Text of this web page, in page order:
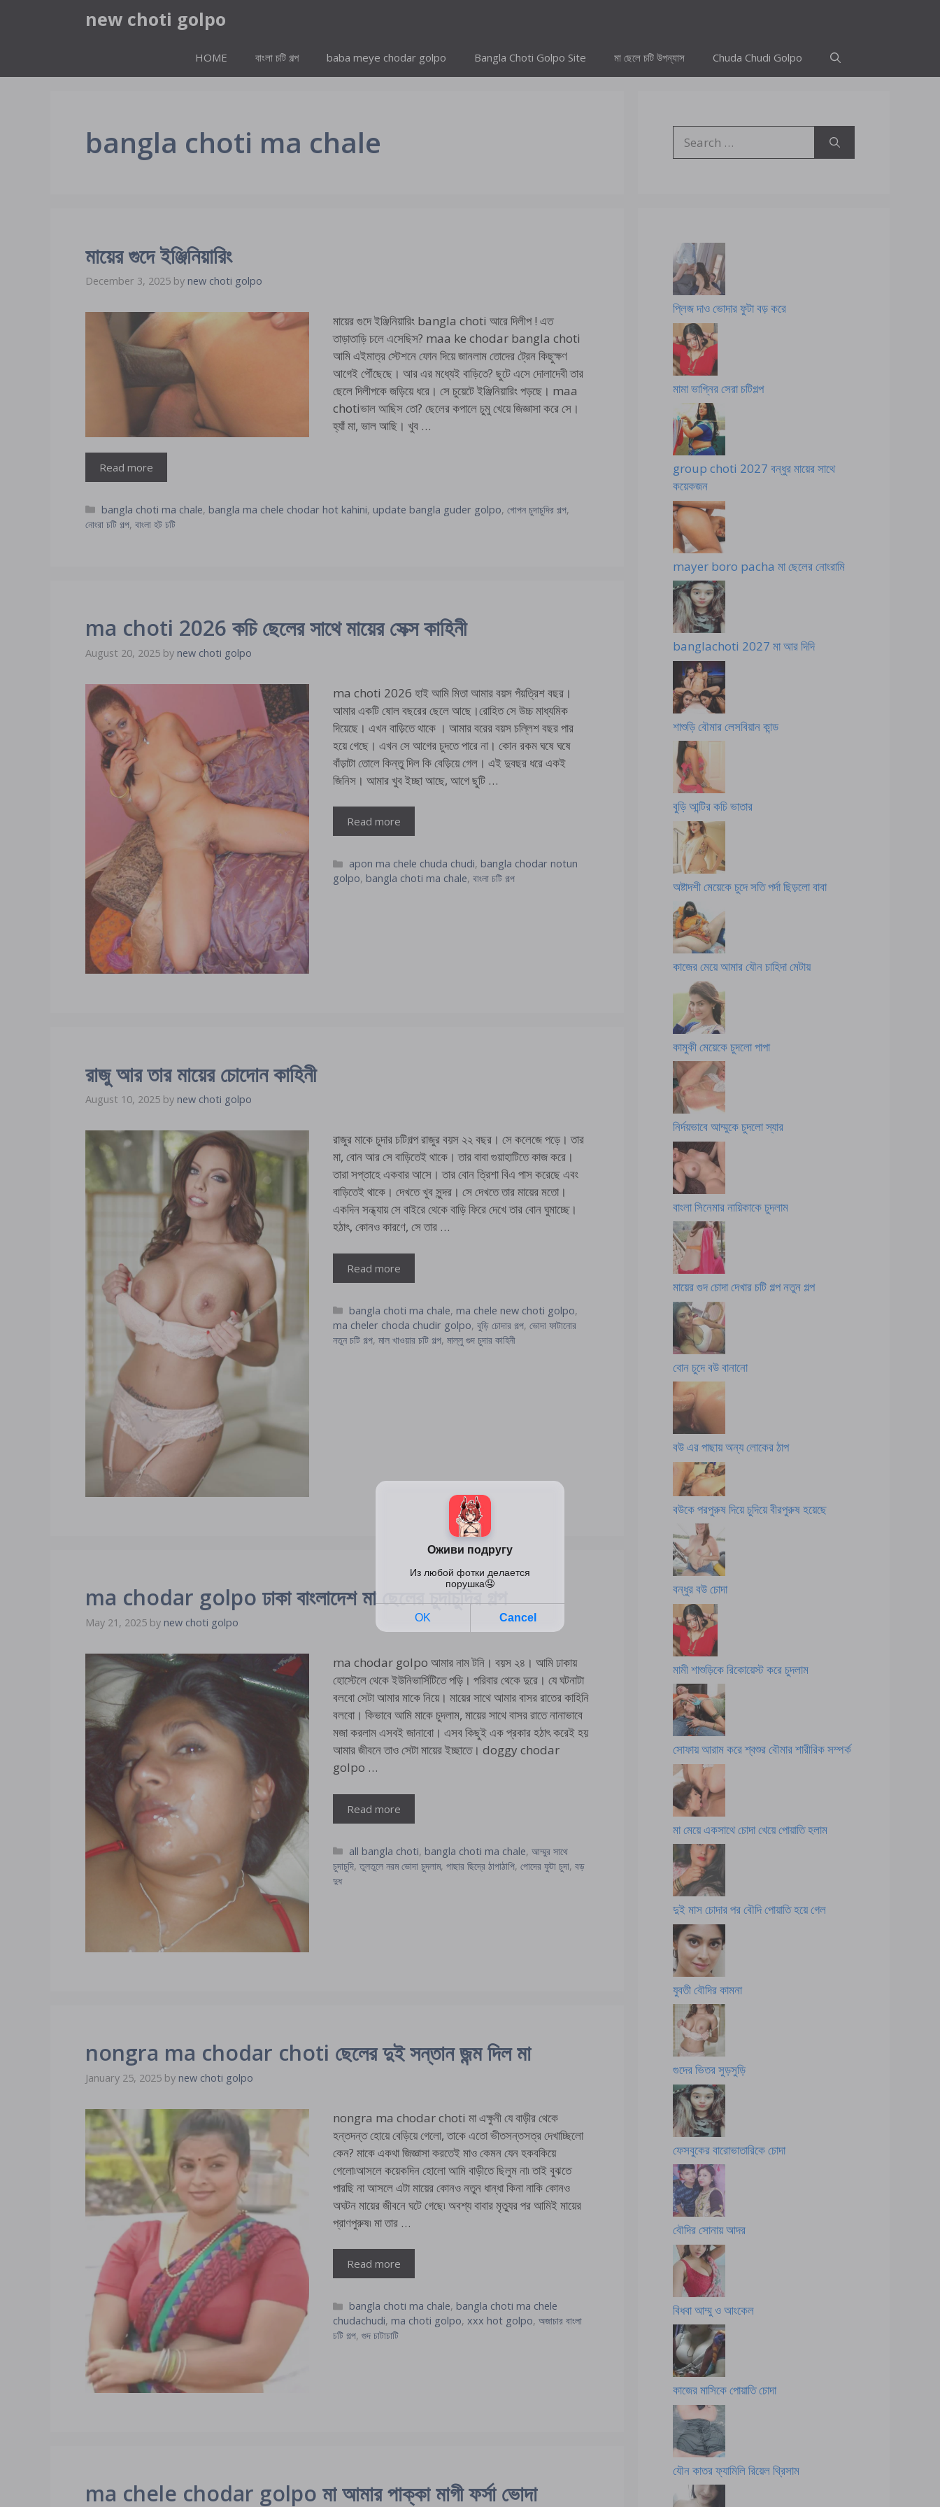
new choti golpo
HOME বাংলা চটি গল্প baba meye chodar golpo Bangla Choti Golpo Site মা ছেলে চটি উপন্যাস Chuda Chudi Golpo
bangla choti ma chale
মায়ের গুদে ইঞ্জিনিয়ারিং
December 3, 2025 by new choti golpo
মায়ের গুদে ইঞ্জিনিয়ারিং bangla choti আরে দিলীপ ! এত
তাড়াতাড়ি চলে এসেছিস? maa ke chodar bangla choti
আমি এইমাত্র স্টেশনে ফোন দিয়ে জানলাম তোদের ট্রেন কিছুক্ষণ
আগেই পৌঁছেছে। আর এর মধ্যেই বাড়িতে? ছুটে এসে দোলাদেবী তার
ছেলে দিলীপকে জড়িয়ে ধরে। সে চুয়েটে ইঞ্জিনিয়ারিং পড়ছে। maa
chotiভাল আছিস তো? ছেলের কপালে চুমু খেয়ে জিজ্ঞাসা করে সে।
হ্যাঁ মা, ভাল আছি। খুব …
Read more
Categories
bangla choti ma chale, bangla ma chele chodar hot kahini, update bangla guder golpo,গোপন চুদাচুদির গল্প,
নোংরা চটি গল্প, বাংলা হট চটি
ma choti 2026 কচি ছেলের সাথে মায়ের সেক্স কাহিনী
August 20, 2025 by new choti golpo
ma choti 2026 হাই আমি মিতা আমার বয়স পঁয়ত্রিশ বছর।
আমার একটি ষোল বছরের ছেলে আছে।রোহিত সে উচ্চ মাধ্যমিক
দিয়েছে। এখন বাড়িতে থাকে । আমার বরের বয়স চল্লিশ বছর পার
হয়ে গেছে। এখন সে আগের চুদতে পারে না। কোন রকম ঘষে ঘষে
বাঁড়াটা তোলে কিন্তু দিল কি বেড়িয়ে গেল। এই দুবছর ধরে একই
জিনিস। আমার খুব ইচ্ছা আছে, আগে ছুটি …
Read more
Categories
apon ma chele chuda chudi, bangla chodar notun
golpo, bangla choti ma chale, বাংলা চটি গল্প
রাজু আর তার মায়ের চোদোন কাহিনী
August 10, 2025 by new choti golpo
রাজুর মাকে চুদার চটিগল্প রাজুর বয়স ২২ বছর। সে কলেজে পড়ে। তার
মা, বোন আর সে বাড়িতেই থাকে। তার বাবা গুয়াহাটিতে কাজ করে।
তারা সপ্তাহে একবার আসে। তার বোন ত্রিশা বিএ পাস করেছে এবং
বাড়িতেই থাকে। দেখতে খুব সুন্দর। সে দেখতে তার মায়ের মতো।
একদিন সন্ধ্যায় সে বাইরে থেকে বাড়ি ফিরে দেখে তার বোন ঘুমাচ্ছে।
হঠাৎ, কোনও কারণে, সে তার …
Read more
Categories
bangla choti ma chale, ma chele new choti golpo,
ma cheler choda chudir golpo, বুড়ি চোদার গল্প, ভোদা ফাটানোর
নতুন চটি গল্প, মাল খাওয়ার চটি গল্প, মাল্লু গুদ চুদার কাহিনী
ma chodar golpo ঢাকা বাংলাদেশ মা ছেলের চুদাচুদির গল্প
May 21, 2025 by new choti golpo
ma chodar golpo আমার নাম টনি। বয়স ২৪। আমি ঢাকায়
হোস্টেলে থেকে ইউনিভার্সিটিতে পড়ি। পরিবার থেকে দুরে। যে ঘটনাটা
বলবো সেটা আমার মাকে নিয়ে। মায়ের সাথে আমার বাসর রাতের কাহিনি
বলবো। কিভাবে আমি মাকে চুদলাম, মায়ের সাথে বাসর রাতে নানাভাবে
মজা করলাম এসবই জানাবো। এসব কিছুই এক প্রকার হঠাৎ করেই হয়
আমার জীবনে তাও সেটা মায়ের ইচ্ছাতে। doggy chodar
golpo …
Read more
Categories
all bangla choti, bangla choti ma chale,আম্মুর সাথে
চুদাচুদি,তুলতুলে নরম ভোদা চুদলাম, পাছার ছিদ্রে ঠাপাঠাপি, পোদের ফুটা চুদা, বড়
দুধ
nongra ma chodar choti ছেলের দুই সন্তান জন্ম দিল মা
January 25, 2025 by new choti golpo
nongra ma chodar choti মা এক্ষুনী যে বাড়ীর থেকে
হন্তদন্ত হোয়ে বেড়িয়ে গেলো, তাকে এতো ভীতসন্তসত্র দেখাচ্ছিলো
কেন? মাকে একথা জিজ্ঞাসা করতেই মাও কেমন যেন হকবকিয়ে
গেলো৷আসলে কয়েকদিন হোলো আমি বাড়ীতে ছিলুম না৷ তাই বুঝতে
পারছি না আসলে এটা মায়ের কোনও নতুন ধান্ধা কিনা নাকি কোনও
অঘটন মায়ের জীবনে ঘটে গেছে৷ অবশ্য বাবার মৃত্যুর পর আমিই মায়ের
প্রাণপুরুষ৷ মা তার …
Read more
Categories
bangla choti ma chale, bangla choti ma chele
chudachudi, ma choti golpo, xxx hot golpo, অজাচার বাংলা
চটি গল্প, গুদ চাটাচাটি
ma chele chodar golpo মা আমার পাক্কা মাগী ফর্সা ভোদা
for:
প্লিজ দাও ভোদার ফুটা বড় করে
মামা ভাগ্নির সেরা চটিগল্প
group choti 2027 বন্ধুর মায়ের সাথে
কয়েকজন
mayer boro pacha মা ছেলের নোংরামি
banglachoti 2027 মা আর দিদি
শাশুড়ি বৌমার লেসবিয়ান কান্ড
বুড়ি আন্টির কচি ভাতার
অষ্টাদশী মেয়েকে চুদে সতি পর্দা ছিড়লো বাবা
কাজের মেয়ে আমার যৌন চাহিদা মেটায়
কামুকী মেয়েকে চুদলো পাপা
নির্দয়ভাবে আম্মুকে চুদলো স্যার
বাংলা সিনেমার নায়িকাকে চুদলাম
মায়ের গুদ চোদা দেখার চটি গল্প নতুন গল্প
বোন চুদে বউ বানানো
বউ এর পাছায় অন্য লোকের ঠাপ
বউকে পরপুরুষ দিয়ে চুদিয়ে বীরপুরুষ হয়েছে
বন্ধুর বউ চোদা
মামী শাশুড়িকে রিকোয়েস্ট করে চুদলাম
সোফায় আরাম করে শ্বশুর বৌমার শারীরিক সম্পর্ক
মা মেয়ে একসাথে চোদা খেয়ে পোয়াতি হলাম
দুই মাস চোদার পর বৌদি পোয়াতি হয়ে গেল
যুবতী বৌদির কামনা
গুদের ভিতর সুড়সুড়ি
ফেসবুকের বারোভাতারিকে চোদা
বৌদির সোনায় আদর
বিধবা আম্মু ও আংকেল
কাজের মাসিকে পোয়াতি চোদা
যৌন কাতর ফ্যামিলি রিয়েল থ্রিসাম